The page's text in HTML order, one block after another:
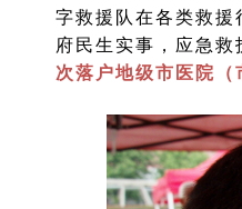
字救援队在各类救
府民生实事，应急
次落户地级市医院（